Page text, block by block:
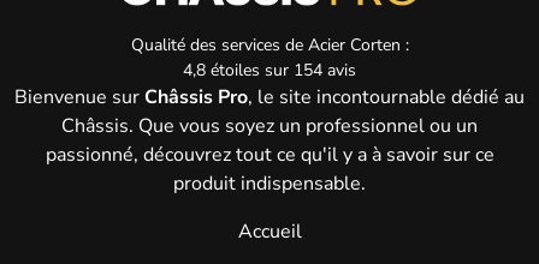
Qualité des services de Acier Corten :
4,8 étoiles sur 154 avis
Bienvenue surChâssis Pro, le site incontournable dédié au
Châssis. Que vous soyez un professionnel ou un
passionné, découvrez tout ce qu'il y a à savoir sur ce
produit indispensable.
Accueil